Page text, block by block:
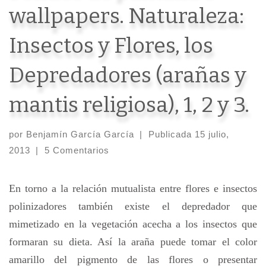
wallpapers. Naturaleza:
Insectos y Flores, los
Depredadores (arañas y
mantis religiosa), 1, 2 y 3.
por Benjamín García García | Publicada 15 julio,
2013
| 5 Comentarios
En torno a la relación mutualista entre flores e insectos
polinizadores también existe el depredador que
mimetizado en la vegetación acecha a los insectos que
formaran su dieta. Así la araña puede tomar el color
amarillo del pigmento de las flores o presentar